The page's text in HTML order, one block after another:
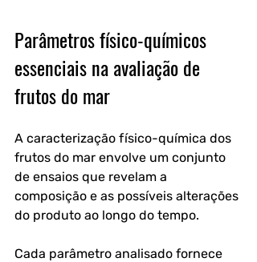
Parâmetros físico-químicos
essenciais na avaliação de
frutos do mar
A caracterização físico-química dos
frutos do mar envolve um conjunto
de ensaios que revelam a
composição e as possíveis alterações
do produto ao longo do tempo.
Cada parâmetro analisado fornece